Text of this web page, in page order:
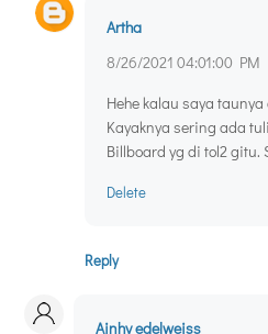
Artha
8/26/2021 04:01:00 PM
Hehe kalau saya
Kayaknya sering ada
Billboard yg di tol2 gitu.
Delete
Reply
Ainhy edelweiss